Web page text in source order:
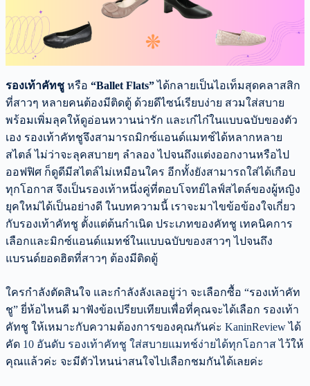
รองเท้าคัทชู หรือ “Ballet Flats”ได้กลายเป็นไอเท็มสุดคลาสสิก
ที่สาวๆ หลายคนต้องมีติดตู้ ด้วยดีไซน์เรียบง่าย สวมใส่สบาย
พร้อมเพิ่มลุคให้ดูอ่อนหวานน่ารัก และเก๋ไก๋ในแบบฉบับของตัว
เอง รองเท้าคัทชูจึงสามารถมิกซ์แอนด์แมทช์ได้หลากหลาย
สไตล์ ไม่ว่าจะลุคสบายๆ ลำลอง ไปจนถึงแต่งออกงานหรือไป
ออฟฟิศ ก็ดูดีมีสไตล์ไม่เหมือนใคร อีกทั้งยังสามารถใส่ได้เกือบ
ทุกโอกาส จึงเป็นรองเท้าหนึ่งคู่ที่ตอบโจทย์ไลฟ์สไตล์ของผู้หญิง
ยุคใหม่ได้เป็นอย่างดี ในบทความนี้ เราจะมาไขข้อข้องใจเกี่ยว
กับรองเท้าคัทชู ตั้งแต่ต้นกำเนิด ประเภทของคัทชู เทคนิคการ
เลือกและมิกซ์แอนด์แมทช์ในแบบฉบับของสาวๆ ไปจนถึง
แบรนด์ยอดฮิตที่สาวๆ ต้องมีติดตู้
ใครกำลังตัดสินใจ และกำลังลังเลอยู่ว่า จะเลือกซื้อ “รองเท้าคัท
ชู” ยี่ห้อไหนดี มาฟังข้อเปรียบเทียบเพื่อที่คุณจะได้เลือก รองเท้า
คัทชู ให้เหมาะกับความต้องการของคุณกันค่ะ KaninReviewได้
คัด 10 อันดับ รองเท้าคัทชู ใส่สบายแมทช์ง่ายได้ทุกโอกาสไว้ให้
คุณแล้วค่ะ จะมีตัวไหนน่าสนใจไปเลือกชมกันได้เลยค่ะ